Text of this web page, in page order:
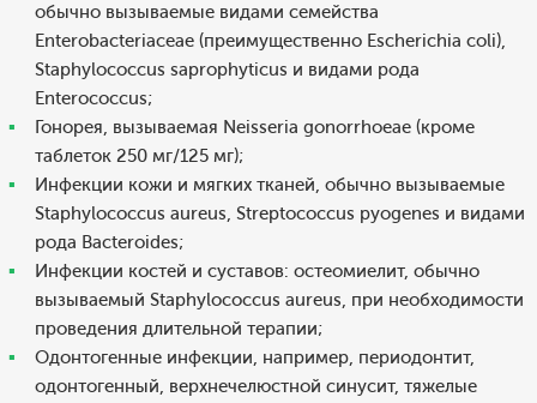
обычно вызываемые видами семейства
Enterobacteriaceae (преимущественно Escherichia coli),
Staphylococcus saprophyticus и видами рода
Enterococcus;
Гонорея, вызываемая Neisseria gonorrhoeae (кроме
таблеток 250 мг/125 мг);
Инфекции кожи и мягких тканей, обычно вызываемые
Staphylococcus aureus, Streptococcus pyogenes и видами
рода Bacteroides;
Инфекции костей и суставов: остеомиелит, обычно
вызываемый Staphylococcus aureus, при необходимости
проведения длительной терапии;
Одонтогенные инфекции, например, периодонтит,
одонтогенный, верхнечелюстной синусит, тяжелые